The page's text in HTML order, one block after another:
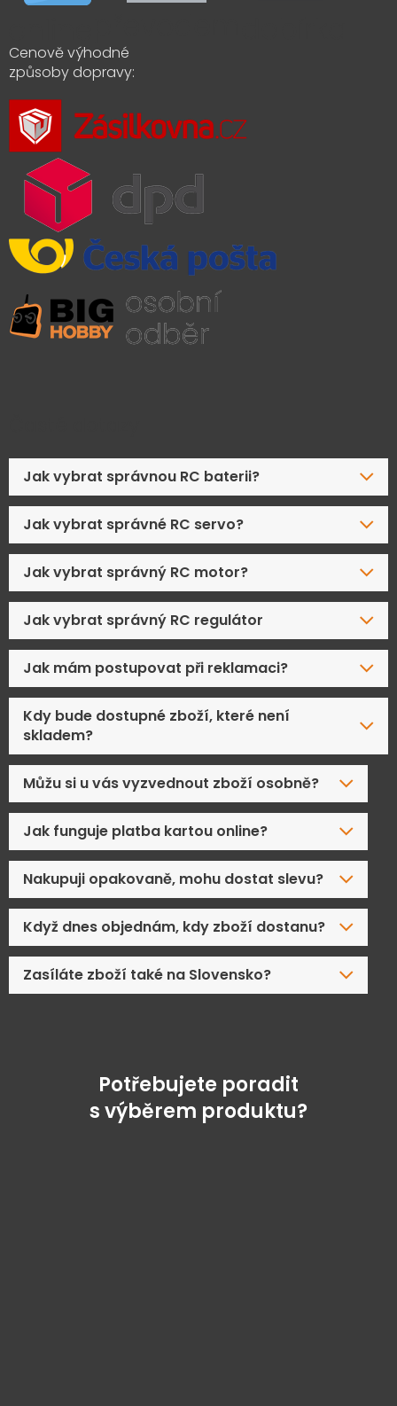
Cenově výhodné
způsoby dopravy:
Jak vybrat správnou RC baterii?
Jak vybrat správné RC servo?
Jak vybrat správný RC motor?
Jak vybrat správný RC regulátor
Jak mám postupovat při reklamaci?
Kdy bude dostupné zboží, které není
skladem?
Můžu si u vás vyzvednout zboží osobně?
Jak funguje platba kartou online?
Nakupuji opakovaně, mohu dostat slevu?
Když dnes objednám, kdy zboží dostanu?
Zasíláte zboží také na Slovensko?
Potřebujete poradit
s výběrem produktu?